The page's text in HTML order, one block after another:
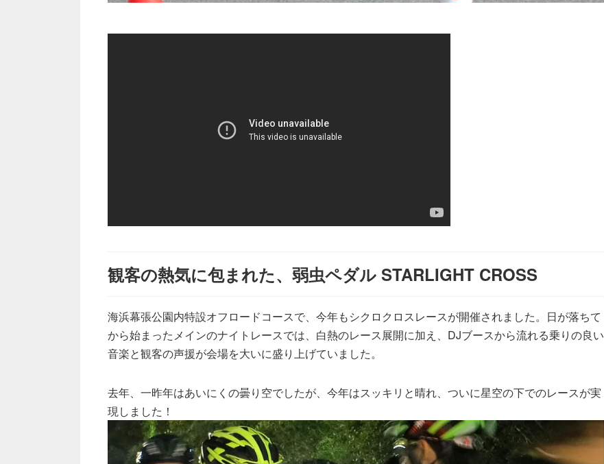
観客の熱気に包まれた、弱虫ペダル STARLIGHT CROSS
海浜幕張公園内特設オフロードコースで、今年もシクロクロスレースが開催されました。日が落ちて
から始まったメインのナイトレースでは、白熱のレース展開に加え、DJブースから流れる乗りの良い
音楽と観客の声援が会場を大いに盛り上げていました。
去年、一昨年はあいにくの曇り空でしたが、今年はスッキリと晴れ、ついに星空の下でのレースが実
現しました！